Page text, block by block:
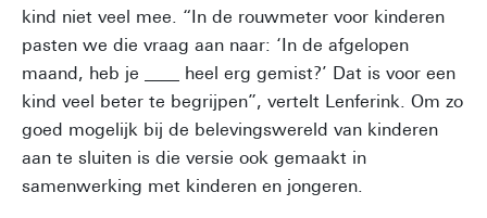
kind niet veel mee. “In de rouwmeter voor kinderen
pasten we die vraag aan naar: ‘In de afgelopen
maand, heb je ____ heel erg gemist?’ Dat is voor een
kind veel beter te begrijpen”, vertelt Lenferink. Om zo
goed mogelijk bij de belevingswereld van kinderen
aan te sluiten is die versie ook gemaakt in
samenwerking met kinderen en jongeren.